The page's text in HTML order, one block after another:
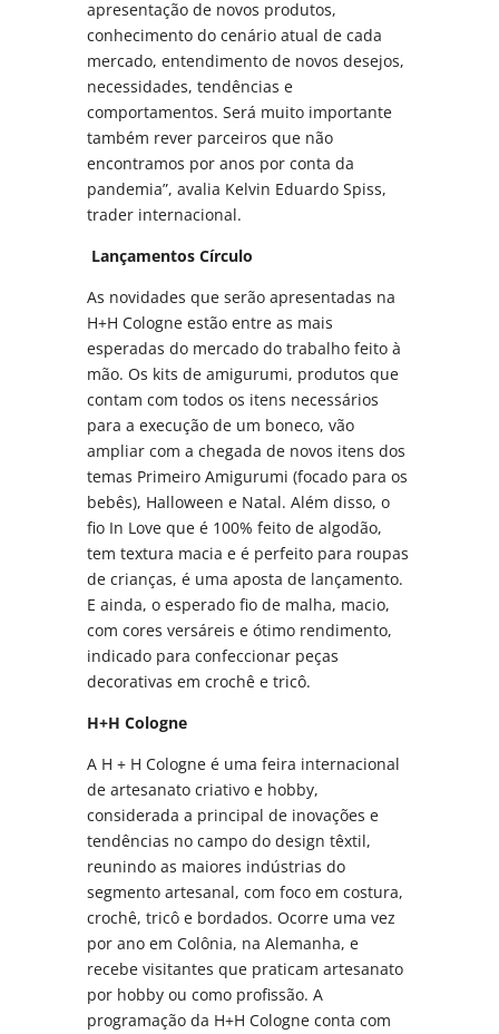
apresentação de novos produtos,
conhecimento do cenário atual de cada
mercado, entendimento de novos desejos,
necessidades, tendências e
comportamentos. Será muito importante
também rever parceiros que não
encontramos por anos por conta da
pandemia”, avalia Kelvin Eduardo Spiss,
trader internacional.
Lançamentos Círculo
As novidades que serão apresentadas na
H+H Cologne estão entre as mais
esperadas do mercado do trabalho feito à
mão. Os kits de amigurumi, produtos que
contam com todos os itens necessários
para a execução de um boneco, vão
ampliar com a chegada de novos itens dos
temas Primeiro Amigurumi (focado para os
bebês), Halloween e Natal. Além disso, o
fio In Love que é 100% feito de algodão,
tem textura macia e é perfeito para roupas
de crianças, é uma aposta de lançamento.
E ainda, o esperado fio de malha, macio,
com cores versáreis e ótimo rendimento,
indicado para confeccionar peças
decorativas em crochê e tricô.
H+H Cologne
A H + H Cologne é uma feira internacional
de artesanato criativo e hobby,
considerada a principal de inovações e
tendências no campo do design têxtil,
reunindo as maiores indústrias do
segmento artesanal, com foco em costura,
crochê, tricô e bordados. Ocorre uma vez
por ano em Colônia, na Alemanha, e
recebe visitantes que praticam artesanato
por hobby ou como profissão. A
programação da H+H Cologne conta com